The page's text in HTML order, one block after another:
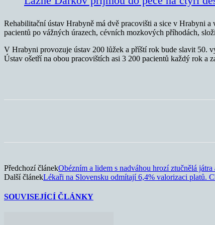
Rehabilitační ústav Hrabyně má dvě pracovišti a sice v Hrabyni
pacientů po vážných úrazech, cévních mozkových příhodách,
V Hrabyni provozuje ústav 200 lůžek a příští rok bude slavit 50.
Ústav ošetří na obou pracovištích asi 3 200 pacientů každý rok a
Předchozí článekObézním a lidem s nadváhou hrozí ztučnělá játra
Další článekLékaři na Slovensku odmítají 6,4% valorizaci platů.
SOUVISEJÍCÍ ČLÁNKY